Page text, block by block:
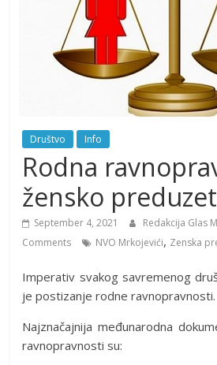
Društvo Info
Rodna
žensko
September 4, 2021 Redakcija Glas
Comments
NVO Mrkojevići, Zenska
Imperativ svakog savremenog
je postizanje rodne ravnopravnosti.
Najznačajnija međunarodna
ravnopravnosti su: